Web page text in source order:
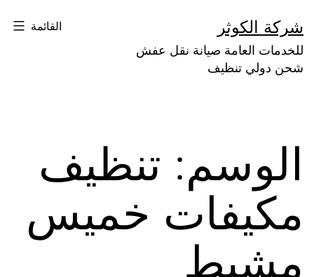
إلى
المحتوى
شركة الكوثر
للخدمات العامة صيانة نقل عفش
شحن دولي تنظيف
القائمة
الوسم: تنظيف
مكيفات خميس
مشيط